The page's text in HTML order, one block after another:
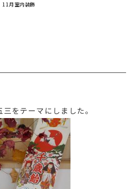
11月室内装飾
をテーマにしました。